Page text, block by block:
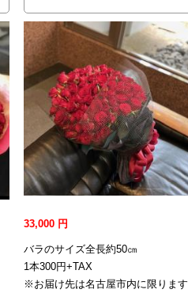
33,000 円
バラのサイズ全長約50㎝
1本300円+TAX
※お届け先は名古屋市内に限ります